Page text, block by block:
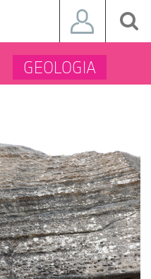
GEOLOGIA